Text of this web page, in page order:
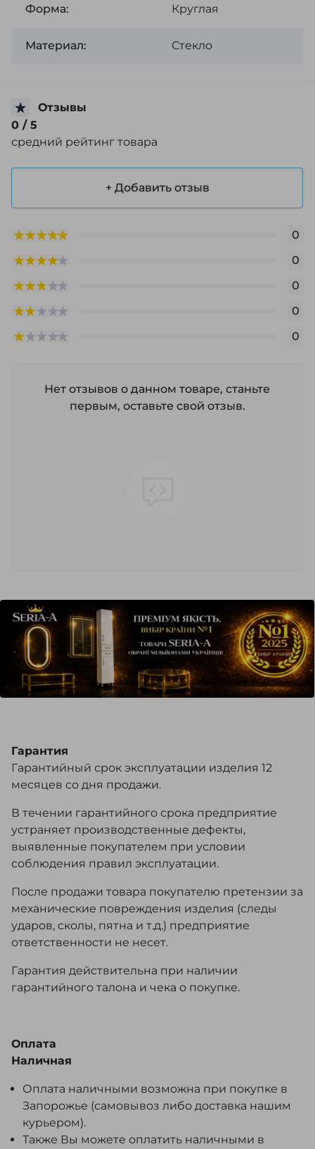
Форма: Круглая
Материал: Стекло
Отзывы
0 / 5
средний рейтинг товара
+ Добавить отзыв
0
0
0
0
0
Нет отзывов о данном товаре, станьте
первым, оставьте свой отзыв.
Гарантия
Гарантийный срок эксплуатации изделия 12
месяцев со дня продажи.
В течении гарантийного срока предприятие
устраняет производственные дефекты,
выявленные покупателем при условии
соблюдения правил эксплуатации.
После продажи товара покупателю претензии за
механические повреждения изделия (следы
ударов, сколы, пятна и т.д.) предприятие
ответственности не несет.
Гарантия действительна при наличии
гарантийного талона и чека о покупке.
Оплата
Наличная
Оплата наличными возможна при покупке в
Запорожье (самовывоз либо доставка нашим
курьером).
Также Вы можете оплатить наличными в